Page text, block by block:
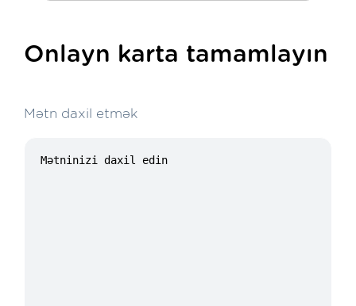
Onlayn karta tamamlayın
Mətn daxil etmək